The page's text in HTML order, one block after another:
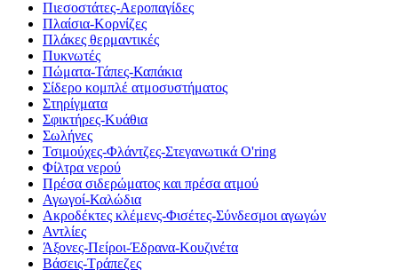
Πιεσοστάτες-Αεροπαγίδες
Πλαίσια-Κορνίζες
Πλάκες θερμαντικές
Πυκνωτές
Πώματα-Τάπες-Καπάκια
Σίδερο κομπλέ ατμοσυστήματος
Στηρίγματα
Σφικτήρες-Κυάθια
Σωλήνες
Τσιμούχες-Φλάντζες-Στεγανωτικά O'ring
Φίλτρα νερού
Πρέσα σιδερώματος και πρέσα ατμού
Αγωγοί-Καλώδια
Ακροδέκτες κλέμενς-Φισέτες-Σύνδεσμοι αγωγών
Αντλίες
Άξονες-Πείροι-Έδρανα-Κουζινέτα
Βάσεις-Τράπεζες